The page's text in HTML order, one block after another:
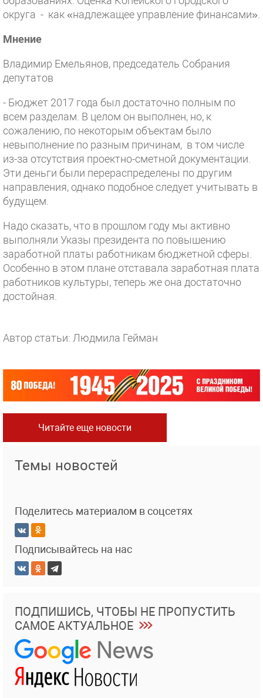
округа - как «надлежащее управление финансами».
Мнение
Владимир Емельянов, председатель Собрания
депутатов
- Бюджет 2017 года был достаточно полным по
всем разделам. В целом он выполнен, но, к
сожалению, по некоторым объектам было
невыполнение по разным причинам, в том числе
из-за отсутствия проектно-сметной документации.
Эти деньги были перераспределены по другим
направления, однако подобное следует учитывать в
будущем.
Надо сказать, что в прошлом году мы активно
выполняли Указы президента по повышению
заработной платы работникам бюджетной сферы.
Особенно в этом плане отставала заработная плата
работников культуры, теперь же она достаточно
достойная.
Автор статьи: Людмила Гейман
Читайте еще новости
Темы новостей
Поделитесь материалом в соцсетях
Подписывайтесь на нас
ПОДПИШИСЬ, ЧТОБЫ НЕ ПРОПУСТИТЬ
САМОЕ АКТУАЛЬНОЕ